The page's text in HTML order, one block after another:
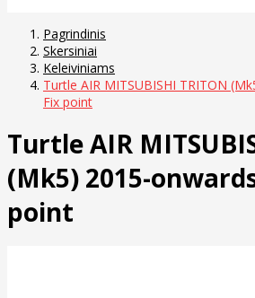
Pagrindinis
Skersiniai
Keleiviniams
Turtle AIR MITSUBISHI TRITON
Fix point
Turtle AIR
(Mk5) 2015-
point